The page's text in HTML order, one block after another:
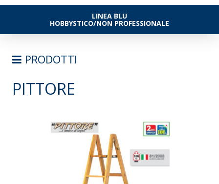
LINEA BLU
HOBBYSTICO/NON PROFESSIONALE
PRODOTTI
SCALE
SFILABILI CON FUNE
TELESCOPICHE E MULTIPOSIZIONE
A CASTELLO E SPECIALI
PITTORE